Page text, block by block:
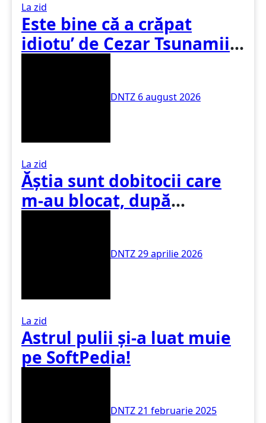
La zid
Este bine că a crăpat
idiotu’ de Cezar Tsunamii
DNTZ 6 august 2026
La zid
Ăștia sunt dobitocii care
m-au blocat, după
DNTZ29 aprilie 2026
La zid
Astrul pulii și-a luat muie
pe SoftPedia!
DNTZ21 februarie 2025